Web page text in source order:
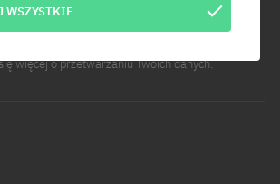
handlowych pod wskazany adres e-mail.
Twoich danych osobowych jest Cool
z siedzibą przy ul. Handlowców 2 w
więcej o przetwarzaniu Twoich danych.
WSZYSTKIE